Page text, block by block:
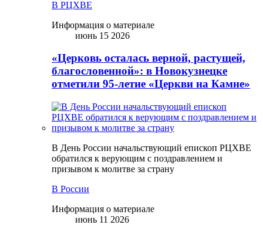
В РЦХВЕ
Информация о материале
июнь 15 2026
«Церковь осталась верной, растущей,
благословенной»: в Новокузнецке
отметили 95-летие «Церкви на Камне»
В День России начальствующий епископ РЦХВЕ
обратился к верующим с поздравлением и
призывом к молитве за страну
В России
Информация о материале
июнь 11 2026